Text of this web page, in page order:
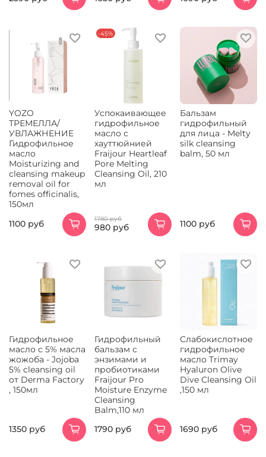
YOZO
ТРЕМЕЛЛА/
УВЛАЖНЕНИЕ
Гидрофильное
масло
Moisturizing and
cleansing makeup
removal oil for
fomes officinalis,
150мл
1100 руб
-45%
Успокаивающее
гидрофильное
масло с
хауттюйнией
Fraijour Heartleaf
Pore Melting
Cleansing Oil, 210
мл
1780 руб
980 руб
Бальзам
гидрофильный
для лица - Melty
silk cleansing
balm, 50 мл
1100 руб
Гидрофильное
масло с 5% масла
жожоба - Jojoba
5% cleansing oil
от Derma Factory
, 150мл
1350 руб
Гидрофильный
бальзам с
энзимами и
пробиотиками
Fraijour Pro
Moisture Enzyme
Cleansing
Balm,110 мл
1790 руб
Слабокислотное
гидрофильное
масло Trimay
Hyaluron Olive
Dive Cleansing Oil
,150 мл
1690 руб